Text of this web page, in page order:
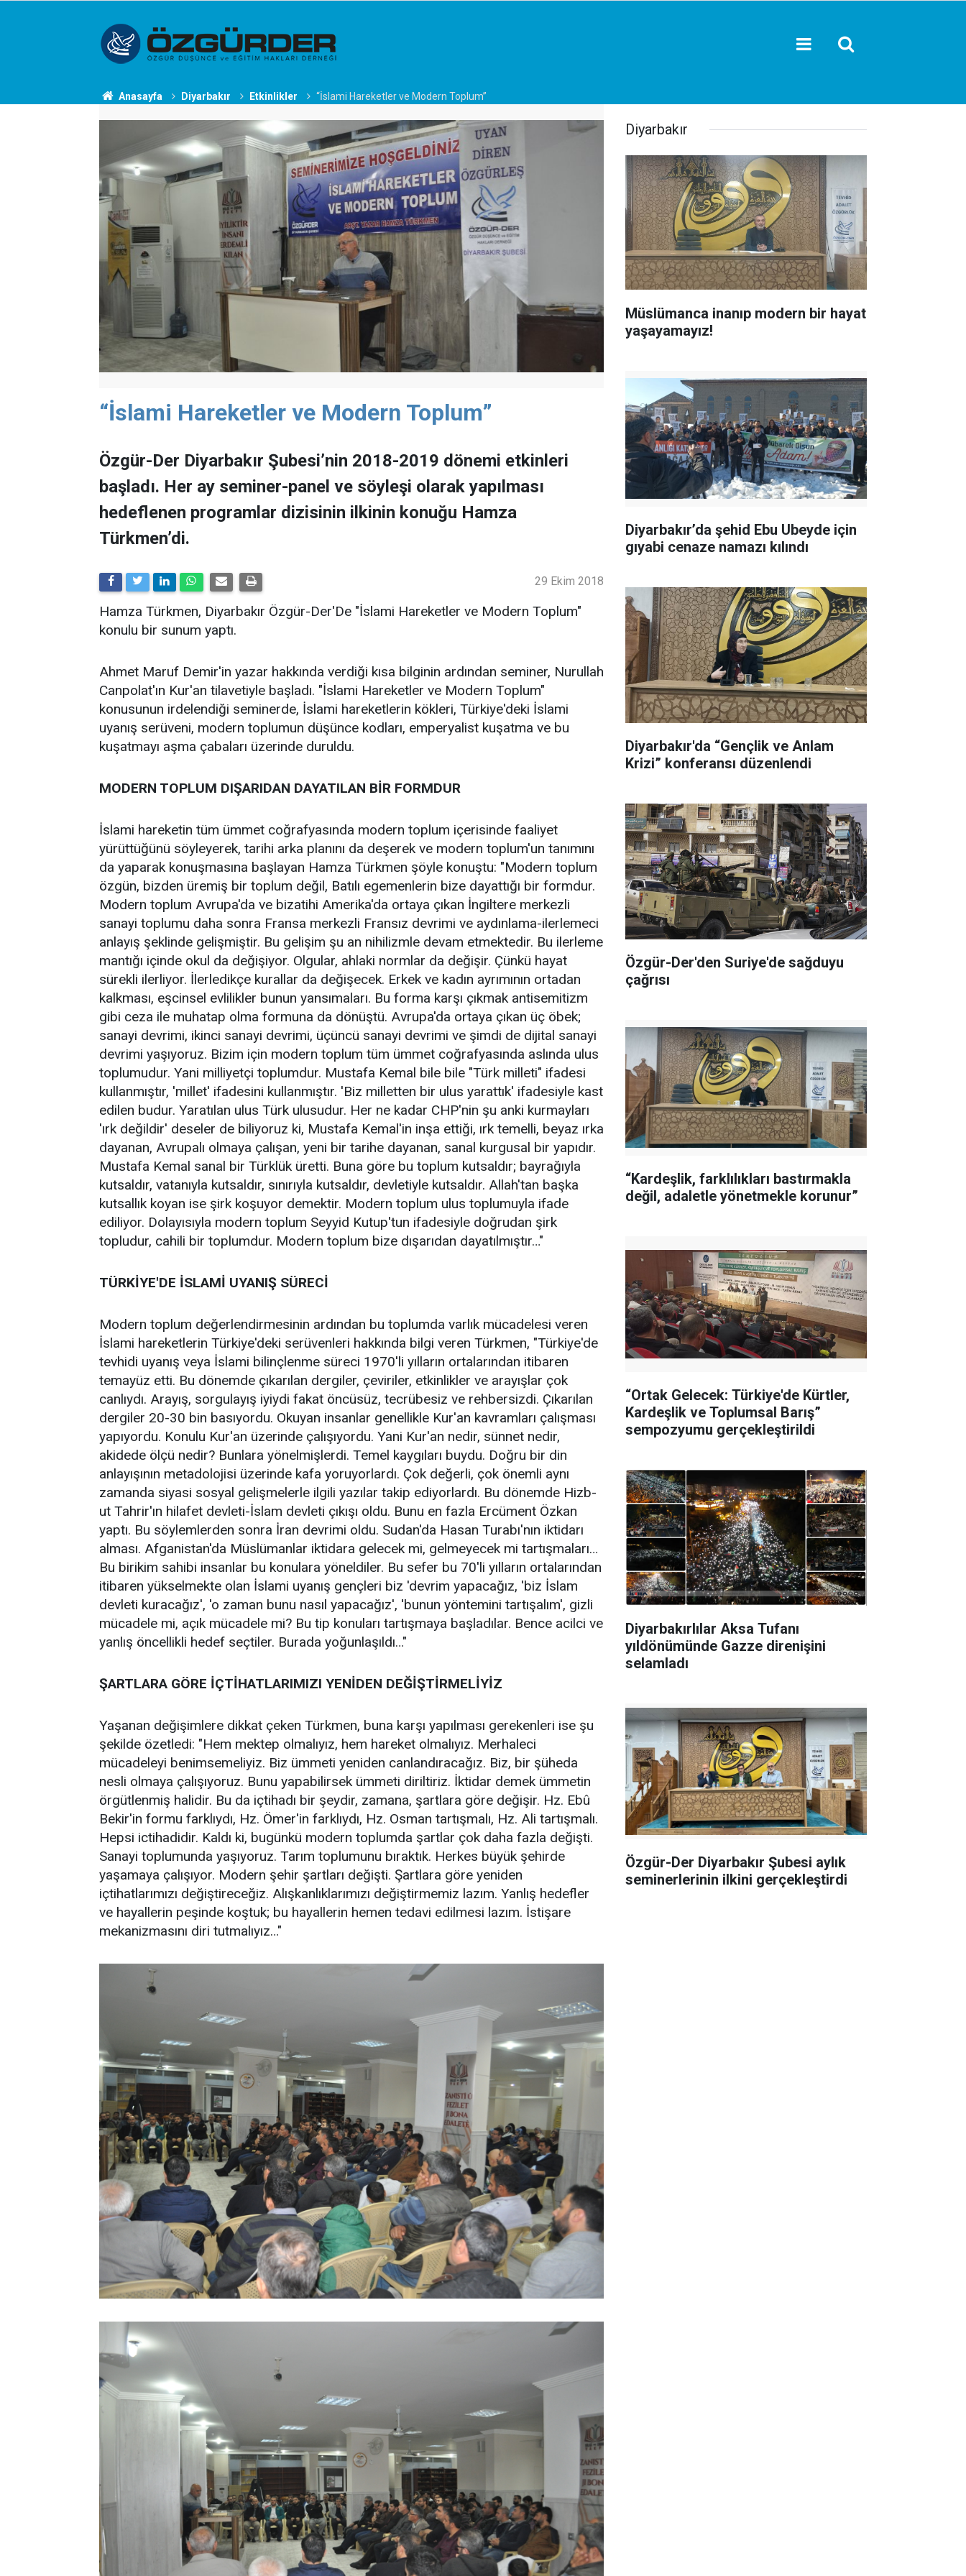
Anasayfa Diyarbakır Etkinlikler “İslami Hareketler ve Modern Toplum”
“İslami Hareketler ve Modern Toplum”
Özgür-Der Diyarbakır Şubesi’nin 2018-2019 dönemi etkinleri
başladı. Her ay seminer-panel ve söyleşi olarak yapılması
hedeflenen programlar dizisinin ilkinin konuğu Hamza
Türkmen’di.
29 Ekim 2018
Hamza Türkmen, Diyarbakır Özgür-Der'De "İslami Hareketler ve Modern Toplum"
konulu bir sunum yaptı.
Ahmet Maruf Demir'in yazar hakkında verdiği kısa bilginin ardından seminer, Nurullah
Canpolat'ın Kur'an tilavetiyle başladı. "İslami Hareketler ve Modern Toplum"
konusunun irdelendiği seminerde, İslami hareketlerin kökleri, Türkiye'deki İslami
uyanış serüveni, modern toplumun düşünce kodları, emperyalist kuşatma ve bu
kuşatmayı aşma çabaları üzerinde duruldu.
MODERN TOPLUM DIŞARIDAN DAYATILAN BİR FORMDUR
İslami hareketin tüm ümmet coğrafyasında modern toplum içerisinde faaliyet
yürüttüğünü söyleyerek, tarihi arka planını da deşerek ve modern toplum'un tanımını
da yaparak konuşmasına başlayan Hamza Türkmen şöyle konuştu: "Modern toplum
özgün, bizden üremiş bir toplum değil, Batılı egemenlerin bize dayattığı bir formdur.
Modern toplum Avrupa'da ve bizatihi Amerika'da ortaya çıkan İngiltere merkezli
sanayi toplumu daha sonra Fransa merkezli Fransız devrimi ve aydınlama-ilerlemeci
anlayış şeklinde gelişmiştir. Bu gelişim şu an nihilizmle devam etmektedir. Bu ilerleme
mantığı içinde okul da değişiyor. Olgular, ahlaki normlar da değişir. Çünkü hayat
sürekli ilerliyor. İlerledikçe kurallar da değişecek. Erkek ve kadın ayrımının ortadan
kalkması, eşcinsel evlilikler bunun yansımaları. Bu forma karşı çıkmak antisemitizm
gibi ceza ile muhatap olma formuna da dönüştü. Avrupa'da ortaya çıkan üç öbek;
sanayi devrimi, ikinci sanayi devrimi, üçüncü sanayi devrimi ve şimdi de dijital sanayi
devrimi yaşıyoruz. Bizim için modern toplum tüm ümmet coğrafyasında aslında ulus
toplumudur. Yani milliyetçi toplumdur. Mustafa Kemal bile bile "Türk milleti" ifadesi
kullanmıştır, 'millet' ifadesini kullanmıştır. 'Biz milletten bir ulus yarattık' ifadesiyle kast
edilen budur. Yaratılan ulus Türk ulusudur. Her ne kadar CHP'nin şu anki kurmayları
'ırk değildir' deseler de biliyoruz ki, Mustafa Kemal'in inşa ettiği, ırk temelli, beyaz ırka
dayanan, Avrupalı olmaya çalışan, yeni bir tarihe dayanan, sanal kurgusal bir yapıdır.
Mustafa Kemal sanal bir Türklük üretti. Buna göre bu toplum kutsaldır; bayrağıyla
kutsaldır, vatanıyla kutsaldır, sınırıyla kutsaldır, devletiyle kutsaldır. Allah'tan başka
kutsallık koyan ise şirk koşuyor demektir. Modern toplum ulus toplumuyla ifade
ediliyor. Dolayısıyla modern toplum Seyyid Kutup'tun ifadesiyle doğrudan şirk
topludur, cahili bir toplumdur. Modern toplum bize dışarıdan dayatılmıştır…"
TÜRKİYE'DE İSLAMİ UYANIŞ SÜRECİ
Modern toplum değerlendirmesinin ardından bu toplumda varlık mücadelesi veren
İslami hareketlerin Türkiye'deki serüvenleri hakkında bilgi veren Türkmen, "Türkiye'de
tevhidi uyanış veya İslami bilinçlenme süreci 1970'li yılların ortalarından itibaren
temayüz etti. Bu dönemde çıkarılan dergiler, çeviriler, etkinlikler ve arayışlar çok
canlıydı. Arayış, sorgulayış iyiydi fakat öncüsüz, tecrübesiz ve rehbersizdi. Çıkarılan
dergiler 20-30 bin basıyordu. Okuyan insanlar genellikle Kur'an kavramları çalışması
yapıyordu. Konulu Kur'an üzerinde çalışıyordu. Yani Kur'an nedir, sünnet nedir,
akidede ölçü nedir? Bunlara yönelmişlerdi. Temel kaygıları buydu. Doğru bir din
anlayışının metadolojisi üzerinde kafa yoruyorlardı. Çok değerli, çok önemli aynı
zamanda siyasi sosyal gelişmelerle ilgili yazılar takip ediyorlardı. Bu dönemde Hizb-
ut Tahrir'ın hilafet devleti-İslam devleti çıkışı oldu. Bunu en fazla Ercüment Özkan
yaptı. Bu söylemlerden sonra İran devrimi oldu. Sudan'da Hasan Turabı'nın iktidarı
alması. Afganistan'da Müslümanlar iktidara gelecek mi, gelmeyecek mi tartışmaları…
Bu birikim sahibi insanlar bu konulara yöneldiler. Bu sefer bu 70'li yılların ortalarından
itibaren yükselmekte olan İslami uyanış gençleri biz 'devrim yapacağız, 'biz İslam
devleti kuracağız', 'o zaman bunu nasıl yapacağız', 'bunun yöntemini tartışalım', gizli
mücadele mi, açık mücadele mi? Bu tip konuları tartışmaya başladılar. Bence acilci ve
yanlış öncellikli hedef seçtiler. Burada yoğunlaşıldı…"
ŞARTLARA GÖRE İÇTİHATLARIMIZI YENİDEN DEĞİŞTİRMELİYİZ
Yaşanan değişimlere dikkat çeken Türkmen, buna karşı yapılması gerekenleri ise şu
şekilde özetledi: "Hem mektep olmalıyız, hem hareket olmalıyız. Merhaleci
mücadeleyi benimsemeliyiz. Biz ümmeti yeniden canlandıracağız. Biz, bir şüheda
nesli olmaya çalışıyoruz. Bunu yapabilirsek ümmeti diriltiriz. İktidar demek ümmetin
örgütlenmiş halidir. Bu da içtihadı bir şeydir, zamana, şartlara göre değişir. Hz. Ebû
Bekir'in formu farklıydı, Hz. Ömer'in farklıydı, Hz. Osman tartışmalı, Hz. Ali tartışmalı.
Hepsi ictihadidir. Kaldı ki, bugünkü modern toplumda şartlar çok daha fazla değişti.
Sanayi toplumunda yaşıyoruz. Tarım toplumunu bıraktık. Herkes büyük şehirde
yaşamaya çalışıyor. Modern şehir şartları değişti. Şartlara göre yeniden
içtihatlarımızı değiştireceğiz. Alışkanlıklarımızı değiştirmemiz lazım. Yanlış hedefler
ve hayallerin peşinde koştuk; bu hayallerin hemen tedavi edilmesi lazım. İstişare
mekanizmasını diri tutmalıyız…"
Diyarbakır
Müslümanca inanıp modern bir hayat
yaşayamayız!
Diyarbakır’da şehid Ebu Ubeyde için
gıyabi cenaze namazı kılındı
Diyarbakır'da “Gençlik ve Anlam
Krizi” konferansı düzenlendi
Özgür-Der'den Suriye'de sağduyu
çağrısı
“Kardeşlik, farklılıkları bastırmakla
değil, adaletle yönetmekle korunur”
“Ortak Gelecek: Türkiye'de Kürtler,
Kardeşlik ve Toplumsal Barış”
sempozyumu gerçekleştirildi
Diyarbakırlılar Aksa Tufanı
yıldönümünde Gazze direnişini
selamladı
Özgür-Der Diyarbakır Şubesi aylık
seminerlerinin ilkini gerçekleştirdi